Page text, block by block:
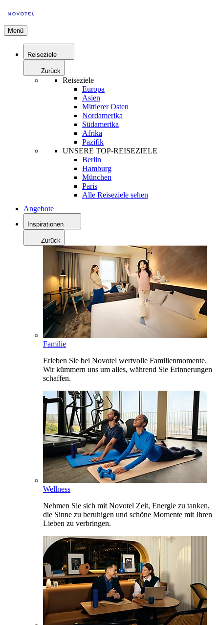
Menü
Reiseziele
Zurück
Reiseziele
Europa
Asien
Mittlerer Osten
Nordamerika
Südamerika
Afrika
Pazifik
UNSERE TOP-REISEZIELE
Berlin
Hamburg
München
Paris
Alle Reiseziele sehen
Angebote
Inspirationen
Zurück
Familie
Erleben Sie bei Novotel wertvolle Familienmomente.
Wir kümmern uns um alles, während Sie Erinnerungen
schaffen.
Wellness
Nehmen Sie sich mit Novotel Zeit, Energie zu tanken,
die Sinne zu beruhigen und schöne Momente mit Ihren
Lieben zu verbringen.